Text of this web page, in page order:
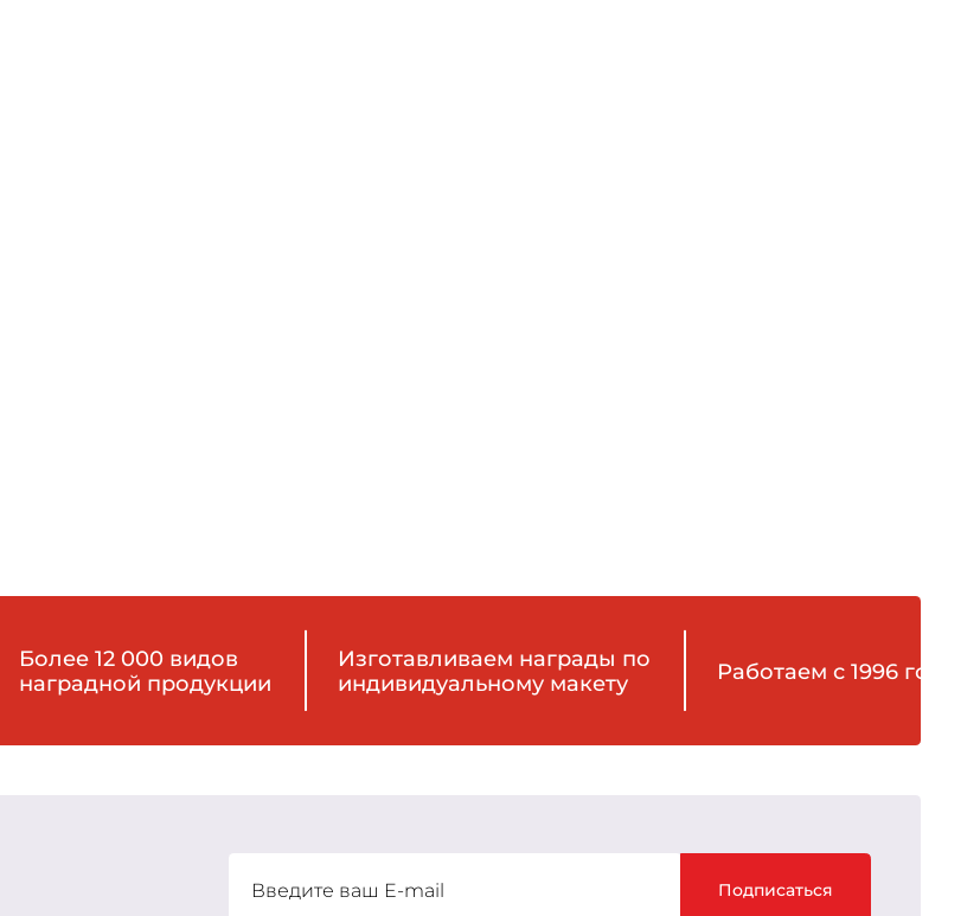
Более 12 000 видов
наградной продукции
Изготавливаем награды по
индивидуальному макету
Работаем с 1996 года
Подписаться